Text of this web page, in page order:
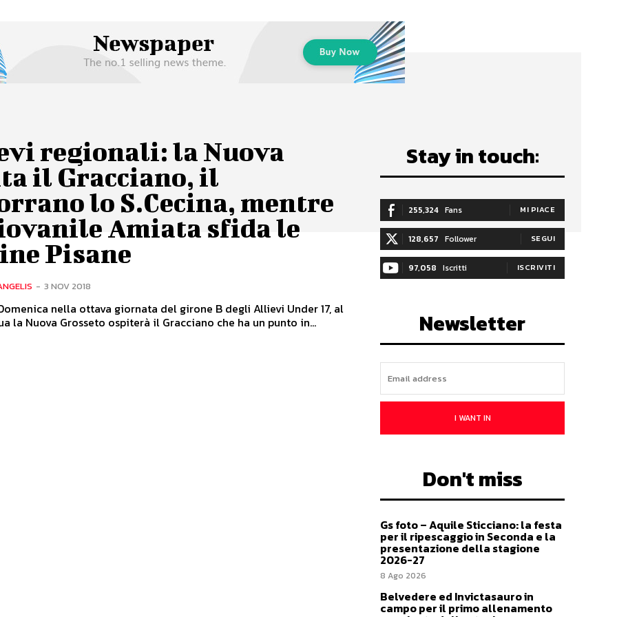
regionali: la Nuova
il Gracciano, il
lo S.Cecina, mentre
Amiata sfida le
Pisane
- 3 NOV 2018
nella ottava giornata del girone B degli Allievi Under 17, al
la Nuova Grosseto ospiterà il Gracciano che ha un punto in...
Stay in touch:
255,324 Fans MI PIACE
128,657 Follower SEGUI
97,058 Iscritti ISCRIVITI
Newsletter
I WANT IN
Don't miss
Gs foto – Aquile Sticciano: la festa
per il ripescaggio in Seconda e la
presentazione della stagione
2026-27
8 Ago 2026
Belvedere ed Invictasauro in
campo per il primo allenamento